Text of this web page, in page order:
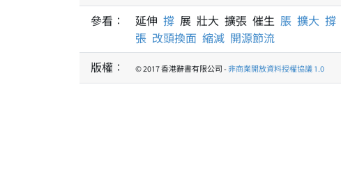
參看：
延伸 撐 展 壯大 擴張 催生 脹 擴大 撐
張 改頭換面 縮減 開源節流
版權： © 2017 香港辭書有限公司 -非商業開放資料授權協議 1.0